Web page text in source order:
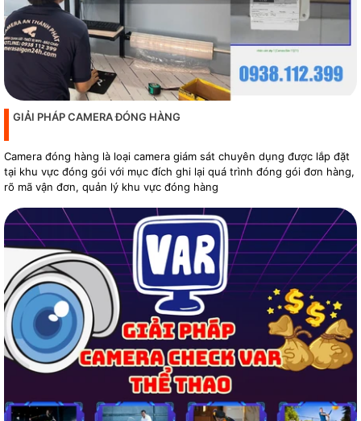
GIẢI PHÁP CAMERA ĐÓNG HÀNG
Camera đóng hàng là loại camera giám sát chuyên dụng được lắp đặt
tại khu vực đóng gói với mục đích ghi lại quá trình đóng gói đơn hàng,
rõ mã vận đơn, quản lý khu vực đóng hàng